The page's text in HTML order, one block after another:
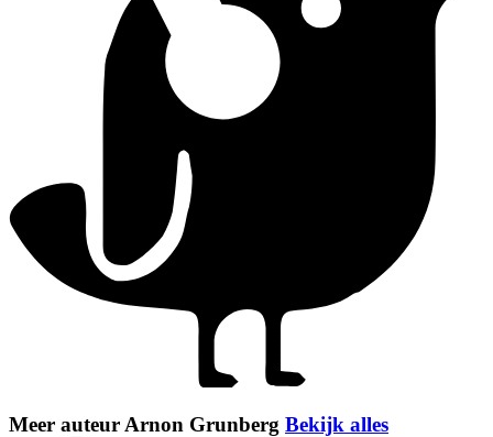
Meer auteur Arnon Grunberg Bekijk alles